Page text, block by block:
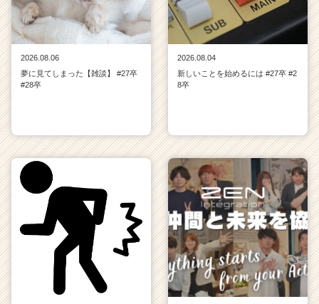
2026.08.06
夢に見てしまった【雑談】 #27卒
#28卒
2026.08.04
新しいことを始めるには #27卒 #2
8卒